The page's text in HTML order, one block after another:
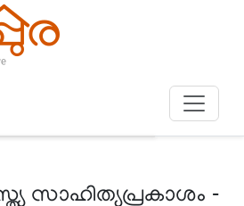
സാഹിത്യപ്രകാശം -